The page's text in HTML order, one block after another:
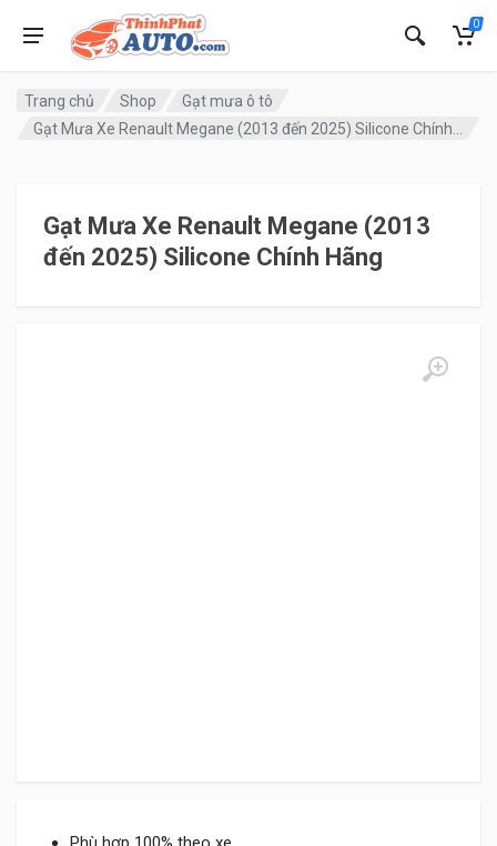
0
Trang chủ Shop
Gạt mưa ô tô
Gạt Mưa Xe Renault Megane (2013
đến 2025) Silicone Chính Hãng